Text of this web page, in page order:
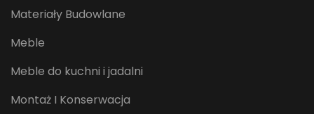
Materiały Budowlane
Meble
Meble do kuchni i jadalni
Montaż I Konserwacja